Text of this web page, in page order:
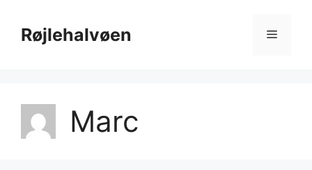
indholdRøjlehalvøen Menu
Marc